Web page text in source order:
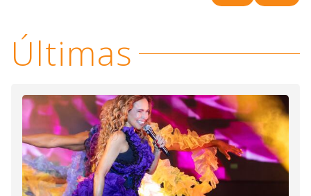
Últimas